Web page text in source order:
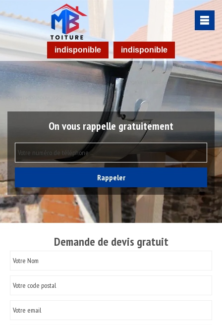
indisponible indisponible
On vous rappelle gratuitement
Demande de devis gratuit